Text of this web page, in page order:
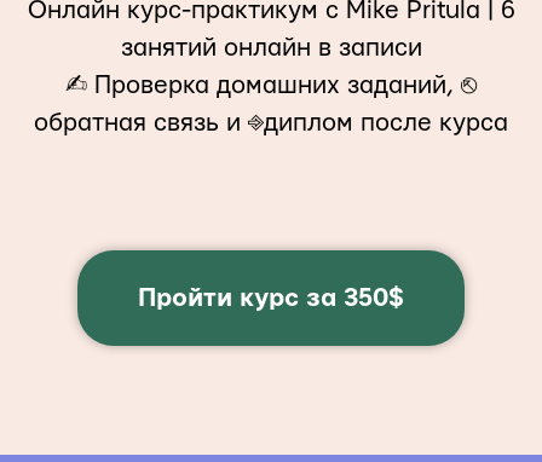
Онлайн курс-практикум с Mike Pritula | 6
занятий онлайн в записи
✍︎ Проверка домашних заданий, ⎋
обратная связь и ⎆диплом после курса
Пройти курс за 350$